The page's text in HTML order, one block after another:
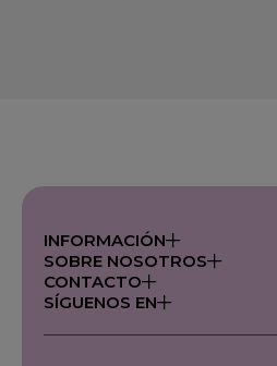
INFORMACIÓN
SOBRE NOSOTROS
CONTACTO
SÍGUENOS EN